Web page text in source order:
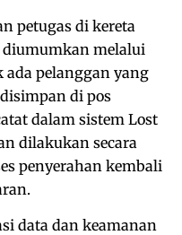
petugas di kereta
diumumkan melalui
ada pelanggan yang
di pos
dalam sistem Lost
dilakukan secara
penyerahan kembali
data dan keamanan